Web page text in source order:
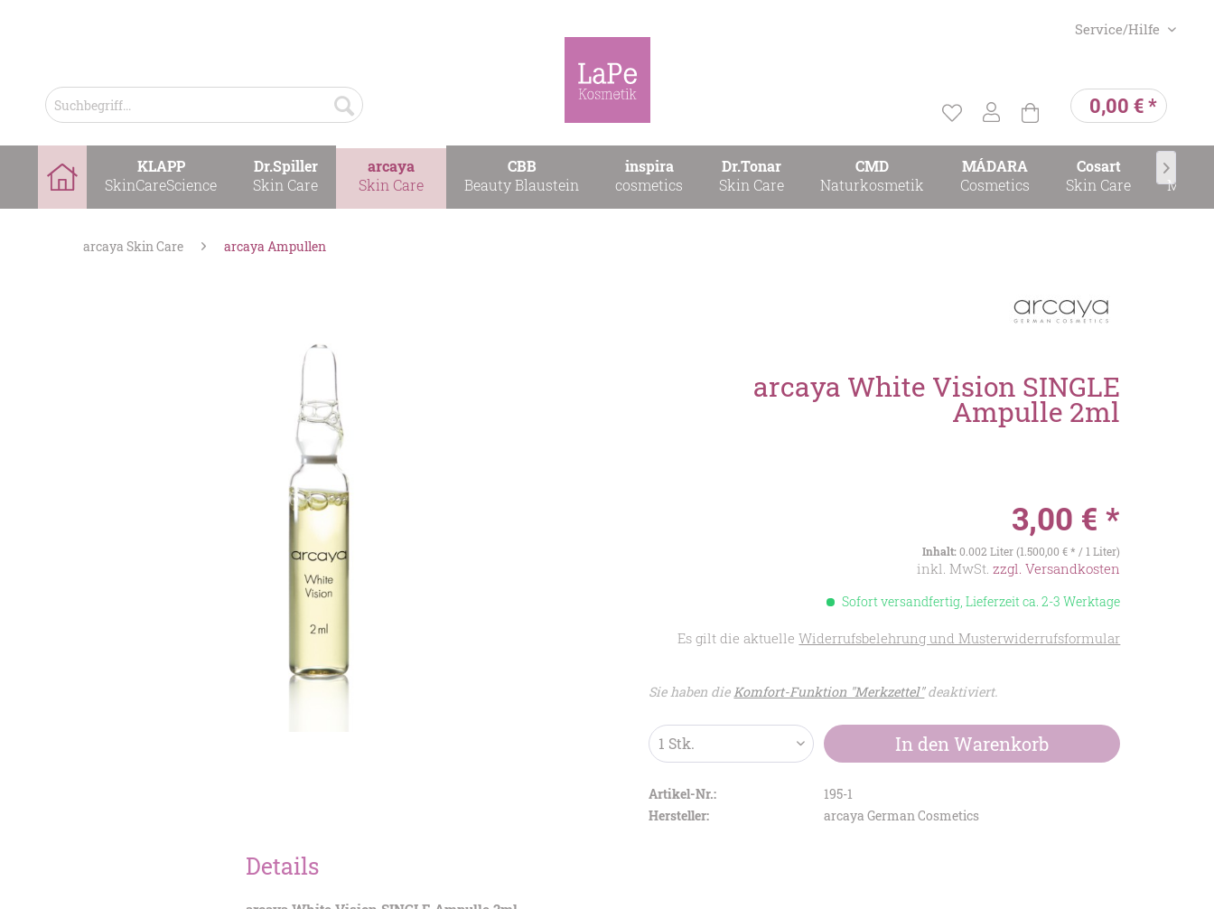
Service/Hilfe
0,00 € *
KLAPP
SkinCareScience
Dr.Spiller
Skin Care
arcaya
Skin Care
CBB
Beauty Blaustein
inspira
cosmetics
Dr.Tonar
Skin Care
CMD
Naturkosmetik
MÁDARA
Cosmetics
Cosart
Skin Care
Make-

arcaya Skin Care arcaya Ampullen
arcaya White Vision SINGLE
Ampulle 2ml
3,00 € *
Inhalt:0.002 Liter (1.500,00 € * / 1 Liter)
inkl. MwSt.zzgl. Versandkosten
Sofort versandfertig, Lieferzeit ca. 2-3 Werktage
Es gilt die aktuelleWiderrufsbelehrung und Musterwiderrufsformular
Sie haben dieKomfort-Funktion "Merkzettel"deaktiviert.
In denWarenkorb
Artikel-Nr.:
195-1
Hersteller:
arcaya German Cosmetics
Details